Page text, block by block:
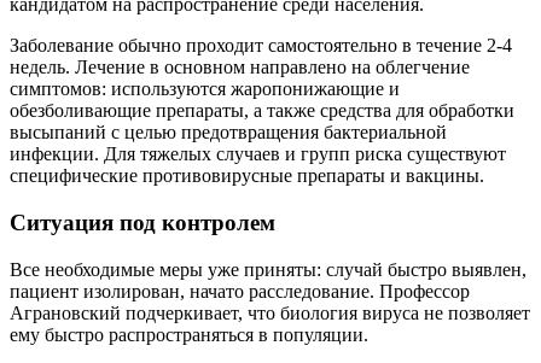
кандидатом на распространение среди населения.
Заболевание обычно проходит самостоятельно в течение 2-4
недель. Лечение в основном направлено на облегчение
симптомов: используются жаропонижающие и
обезболивающие препараты, а также средства для обработки
высыпаний с целью предотвращения бактериальной
инфекции. Для тяжелых случаев и групп риска существуют
специфические противовирусные препараты и вакцины.
Ситуация под контролем
Все необходимые меры уже приняты: случай быстро выявлен,
пациент изолирован, начато расследование. Профессор
Аграновский подчеркивает, что биология вируса не позволяет
ему быстро распространяться в популяции.